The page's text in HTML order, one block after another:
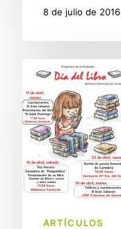
8 de julio de 2016
Día
del
Libro
en
Santiurde
de
Toranzo
ARTÍCULOS